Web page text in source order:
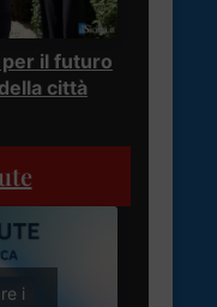
per il futuro
città
i